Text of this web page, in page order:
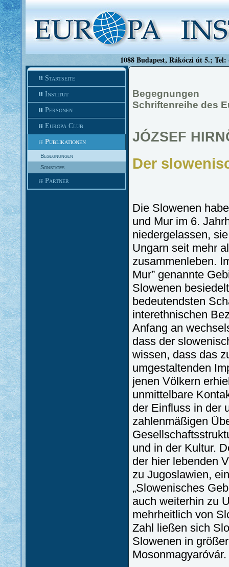
1088 Budapest, Rákóczi út 5.;
Startseite
Institut
Personen
Europa Club
Publikationen
Begegnungen
Sonstiges
Partner
Begegnungen
Schriftenreihe des
JÓZSEF
Der
Die Slowenen
und Mur im 6.
niedergelassen,
Ungarn seit mehr
zusammenleben.
Mur” genannte
Slowenen
bedeutendsten
interethnischen
Anfang an
dass der
wissen, dass das
umgestaltenden
jenen Völkern
unmittelbare
der Einfluss in der
zahlenmäßigen
und in der Kultur.
der hier lebenden
zu Jugoslawien,
„Slowenisches
auch weiterhin zu
mehrheitlich von
Zahl ließen sich
Slowenen in
Mosonmagyaróvár.